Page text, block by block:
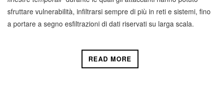
sfruttare vulnerabilità, infiltrarsi sempre di più in reti e sistemi, fino
a portare a segno esfiltrazioni di dati riservati su larga scala.
READ MORE